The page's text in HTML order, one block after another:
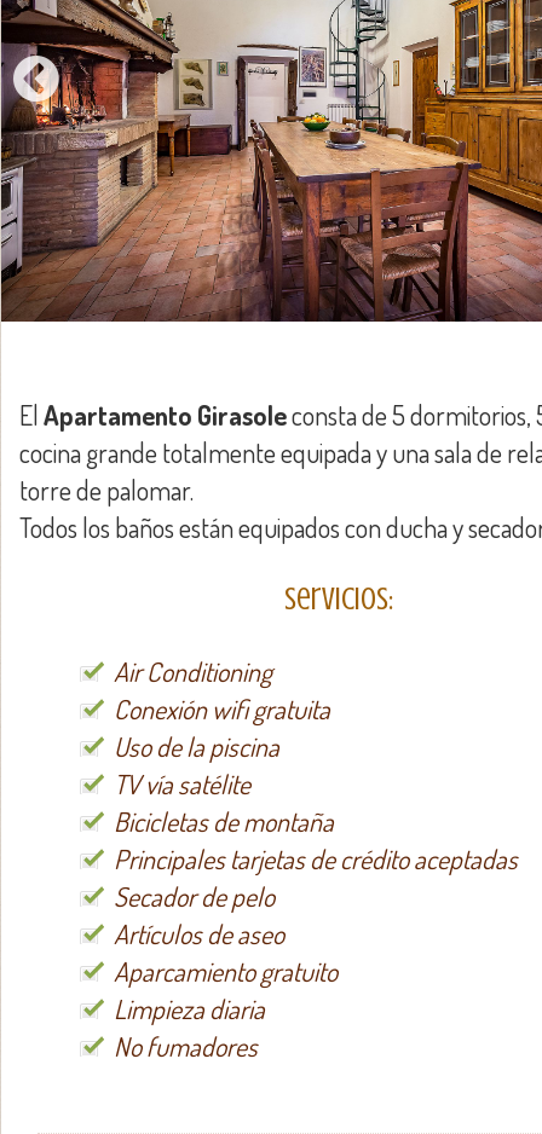
ElApartamento Girasoleconsta de 5 dormitorios,
cocina grande totalmente equipada y una sala de
torre de palomar.
Todos los baños están equipados con ducha y
Servicios:
Air Conditioning
Conexión wifi gratuita
Uso de la piscina
TV vía satélite
Bicicletas de montaña
Principales tarjetas de crédito aceptadas
Secador de pelo
Artículos de aseo
Aparcamiento gratuito
Limpieza diaria
No fumadores